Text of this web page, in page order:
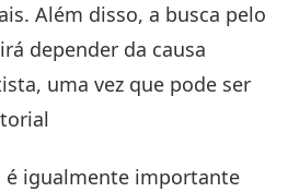
Além disso, a busca pelo
depender da causa
uma vez que pode ser
é igualmente importante